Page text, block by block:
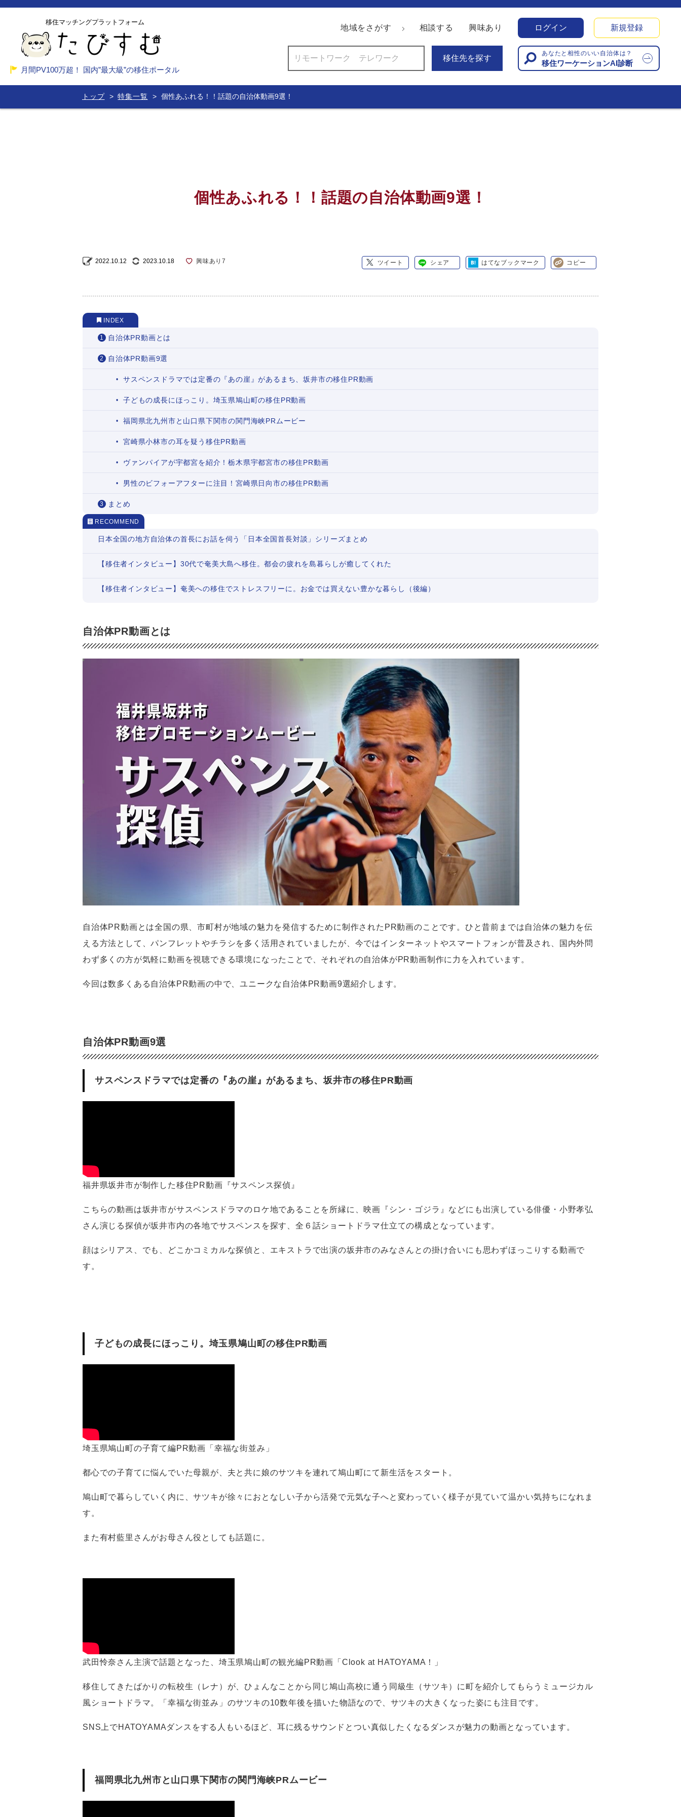
移住マッチングプラットフォーム
月間PV100万超！ 国内”最大級”の移住ポータル
地域をさがす 相談する 興味あり ログイン 新規登録
移住先を探す
あなたと相性のいい自治体は？
移住ワーケーションAI診断
トップ 特集一覧 個性あふれる！！話題の自治体動画9選！
個性あふれる！！話題の自治体動画9選！
2022.10.12 2023.10.18 興味あり7 ツイート シェア はてなブックマーク コピー
INDEX
自治体PR動画とは
自治体PR動画9選
サスペンスドラマでは定番の『あの崖』があるまち、坂井市の移住PR動画
子どもの成長にほっこり。埼玉県鳩山町の移住PR動画
福岡県北九州市と山口県下関市の関門海峡PRムービー
宮崎県小林市の耳を疑う移住PR動画
ヴァンパイアが宇都宮を紹介！栃木県宇都宮市の移住PR動画
男性のビフォーアフターに注目！宮崎県日向市の移住PR動画
まとめ
RECOMMEND
日本全国の地方自治体の首長にお話を伺う「日本全国首長対談」シリーズまとめ
【移住者インタビュー】30代で奄美大島へ移住。都会の疲れを島暮らしが癒してくれた
【移住者インタビュー】奄美への移住でストレスフリーに。お金では買えない豊かな暮らし（後編）
自治体PR動画とは
自治体PR動画とは全国の県、市町村が地域の魅力を発信するために制作されたPR動画のことです。ひと昔前までは自治体の魅力を伝
える方法として、パンフレットやチラシを多く活用されていましたが、今ではインターネットやスマートフォンが普及され、国内外問
わず多くの方が気軽に動画を視聴できる環境になったことで、それぞれの自治体がPR動画制作に力を入れています。
今回は数多くある自治体PR動画の中で、ユニークな自治体PR動画9選紹介します。
自治体PR動画9選
サスペンスドラマでは定番の『あの崖』があるまち、坂井市の移住PR動画
福井県坂井市が制作した移住PR動画『サスペンス探偵』
こちらの動画は坂井市がサスペンスドラマのロケ地であることを所縁に、映画『シン・ゴジラ』などにも出演している俳優・小野孝弘
さん演じる探偵が坂井市内の各地でサスペンスを探す、全６話ショートドラマ仕立ての構成となっています。
顔はシリアス、でも、どこかコミカルな探偵と、エキストラで出演の坂井市のみなさんとの掛け合いにも思わずほっこりする動画で
す。
子どもの成長にほっこり。埼玉県鳩山町の移住PR動画
埼玉県鳩山町の子育て編PR動画「幸福な街並み」
都心での子育てに悩んでいた母親が、夫と共に娘のサツキを連れて鳩山町にて新生活をスタート。
鳩山町で暮らしていく内に、サツキが徐々におとなしい子から活発で元気な子へと変わっていく様子が見ていて温かい気持ちになれま
す。
また有村藍里さんがお母さん役としても話題に。
武田怜奈さん主演で話題となった、埼玉県鳩山町の観光編PR動画「Clook at HATOYAMA！」
移住してきたばかりの転校生（レナ）が、ひょんなことから同じ鳩山高校に通う同級生（サツキ）に町を紹介してもらうミュージカル
風ショートドラマ。「幸福な街並み」のサツキの10数年後を描いた物語なので、サツキの大きくなった姿にも注目です。
SNS上でHATOYAMAダンスをする人もいるほど、耳に残るサウンドとつい真似したくなるダンスが魅力の動画となっています。
福岡県北九州市と山口県下関市の関門海峡PRムービー